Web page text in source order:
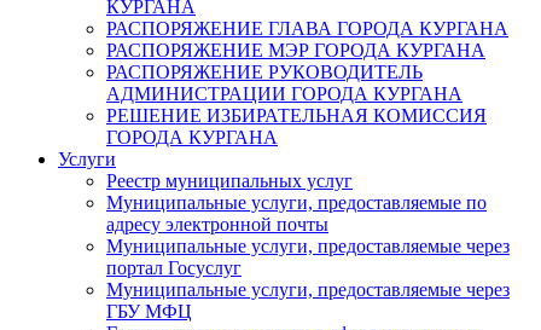
КУРГАНА
РАСПОРЯЖЕНИЕ ГЛАВА ГОРОДА КУРГАНА
РАСПОРЯЖЕНИЕ МЭР ГОРОДА КУРГАНА
РАСПОРЯЖЕНИЕ РУКОВОДИТЕЛЬ
АДМИНИСТРАЦИИ ГОРОДА КУРГАНА
РЕШЕНИЕ ИЗБИРАТЕЛЬНАЯ КОМИССИЯ
ГОРОДА КУРГАНА
Услуги
Реестр муниципальных услуг
Муниципальные услуги, предоставляемые по
адресу электронной почты
Муниципальные услуги, предоставляемые через
портал Госуслуг
Муниципальные услуги, предоставляемые через
ГБУ МФЦ